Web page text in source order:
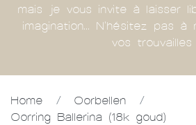
mais je vous invite à laisser
imagination... N'hésitez pas
vos trouvailles
Home / Oorbellen
/
Oorring Ballerina (18k goud)